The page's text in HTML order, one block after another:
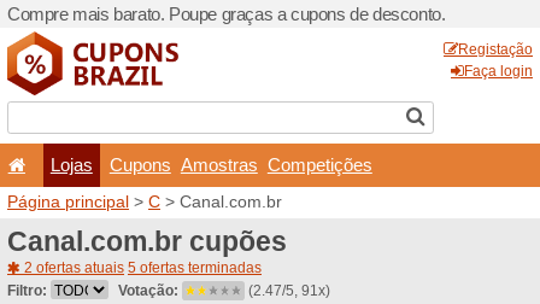
Compre mais barato.